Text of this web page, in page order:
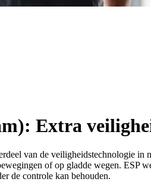
Extra
van de veiligheidstechnologie
of op gladde wegen. ESP
de controle kan behouden.